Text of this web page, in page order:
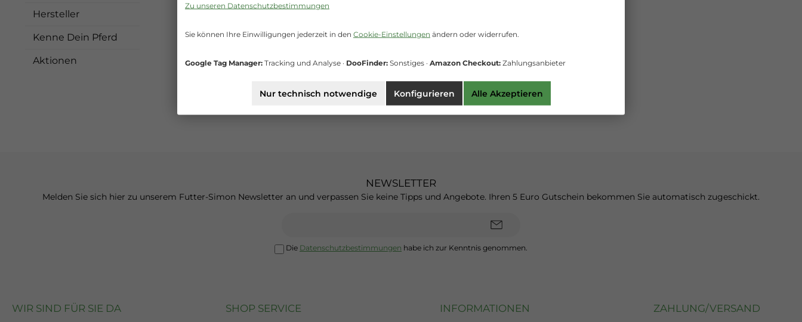
Hersteller
Kenne Dein Pferd
Aktionen
NEWSLETTER
Melden Sie sich hier zu unserem Futter-Simon Newsletter an und verpassen Sie keine Tipps und Angebote. Ihren 5 Euro Gutschein bekommen Sie automatisch zugeschickt.
Die Datenschutzbestimmungen habe ich zur Kenntnis genommen.
WIR SIND FÜR SIE DA SHOP SERVICE INFORMATIONEN ZAHLUNG/VERSAND
Zu unseren Datenschutzbestimmungen
Sie können Ihre Einwilligungen jederzeit in den Cookie-Einstellungen ändern oder widerrufen.
Google Tag Manager: Tracking und Analyse · DooFinder: Sonstiges · Amazon Checkout: Zahlungsanbieter
Nur technisch notwendige Konfigurieren Alle Akzeptieren